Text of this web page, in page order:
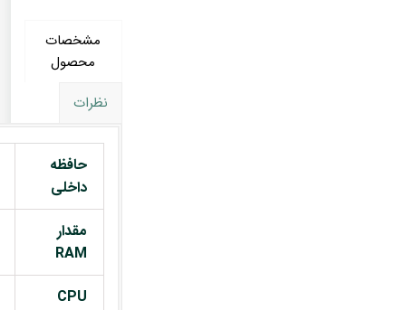
مشخصات
محصول
نظرات
حافظه
داخلی
مقدار
RAM
CPU